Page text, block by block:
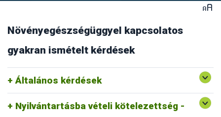
Növényegészségüggyel kapcsolatos
gyakran ismételt kérdések
Általános kérdések
Nyilvántartásba vételi kötelezettség -